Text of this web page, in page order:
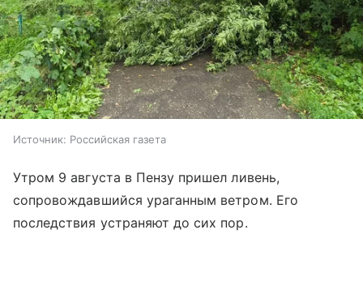
Источник: Российская газета
Утром 9 августа в Пензу пришел ливень,
сопровождавшийся ураганным ветром. Его
последствия устраняют до сих пор.